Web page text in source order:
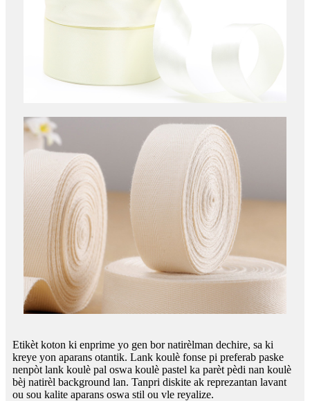
Etikèt koton ki enprime yo gen bor natirèlman dechire, sa ki
kreye yon aparans otantik. Lank koulè fonse pi preferab paske
nenpòt lank koulè pal oswa koulè pastel ka parèt pèdi nan koulè
bèj natirèl background lan. Tanpri diskite ak reprezantan lavant
ou sou kalite aparans oswa stil ou vle reyalize.